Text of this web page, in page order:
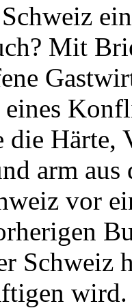
Mit
die Härte,
arm aus
vor
Schweiz
wird.